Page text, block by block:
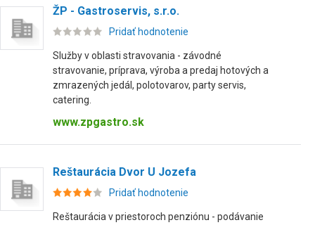
ŽP - Gastroservis, s.r.o.
Pridať hodnotenie
Služby v oblasti stravovania - závodné
stravovanie, príprava, výroba a predaj hotových a
zmrazených jedál, polotovarov, party servis,
catering.
www.zpgastro.sk
Reštaurácia Dvor U Jozefa
Pridať hodnotenie
Reštaurácia v priestoroch penziónu - podávanie